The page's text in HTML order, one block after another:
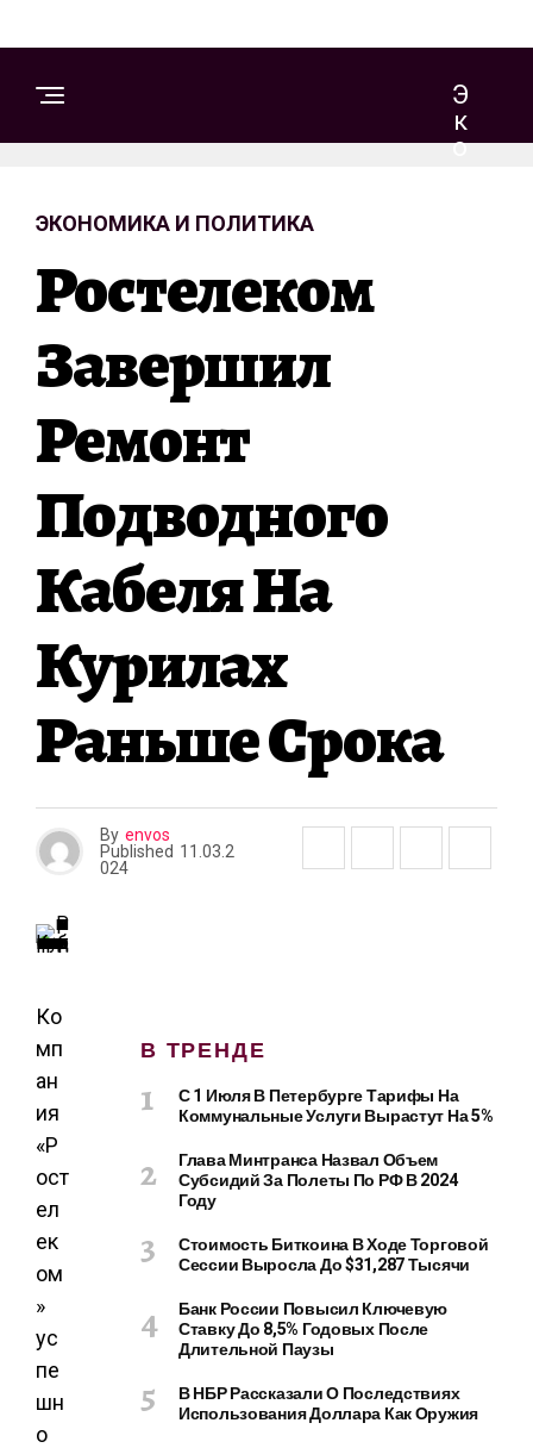
Э
К
О
ЭКОНОМИКА И ПОЛИТИКА
Ростелеком
Завершил
Ремонт
Подводного
Кабеля На
Курилах
Раньше Срока
By envos
Published 11.03.2
024
Ко
мп
ан
ия
«Р
ост
ел
ек
ом
»
ус
пе
шн
о
В ТРЕНДЕ
С 1 Июля В Петербурге Тарифы На
Коммунальные Услуги Вырастут На 5%
Глава Минтранса Назвал Объем
Субсидий За Полеты По РФ В 2024
Году
Стоимость Биткоина В Ходе Торговой
Сессии Выросла До $31,287 Тысячи
Банк России Повысил Ключевую
Ставку До 8,5% Годовых После
Длительной Паузы
В НБР Рассказали О Последствиях
Использования Доллара Как Оружия